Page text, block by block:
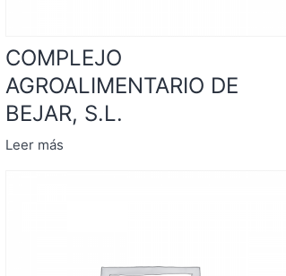
COMPLEJO
AGROALIMENTARIO DE
BEJAR, S.L.
Leer más